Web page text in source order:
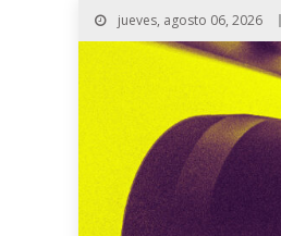
jueves, agosto 06, 2026